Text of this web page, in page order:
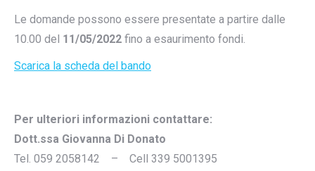
Le domande possono essere presentate a partire dalle
10.00 del 11/05/2022 fino a esaurimento fondi.
Scarica la scheda del bando
Per ulteriori informazioni contattare:
Dott.ssa Giovanna Di Donato
Tel. 059 2058142 – Cell 339 5001395